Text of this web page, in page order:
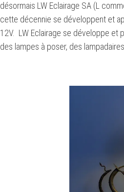
désormais LW Eclairage SA (L
cette décennie se développent et
12V. LW Eclairage se développe et
des lampes à poser, des